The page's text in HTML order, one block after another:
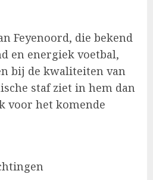
Feyenoord, die bekend
en energiek voetbal,
bij de kwaliteiten van
staf ziet in hem dan
voor het komende